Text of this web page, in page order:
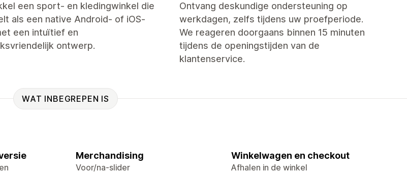
een sport- en kledingwinkel die
als een native Android- of iOS-
een intuïtief en
ontwerp.
Ontvang deskundige ondersteuning op
werkdagen, zelfs tijdens uw proefperiode.
We reageren doorgaans binnen 15 minuten
tijdens de openingstijden van de
klantenservice.
WAT INBEGREPEN IS
Merchandising
Voor/na-slider
Winkelwagen en checkout
Afhalen in de winkel